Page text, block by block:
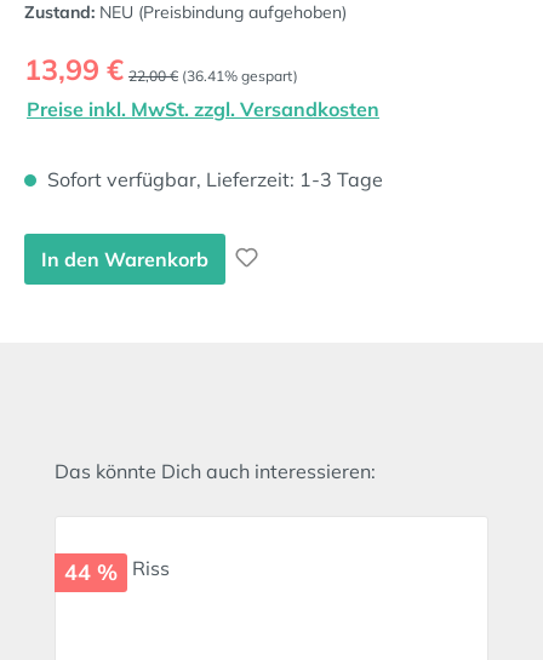
Zustand: NEU (Preisbindung aufgehoben)
Verkaufspreis:
13,99 € Regulärer Preis:
22,00 € (36.41% gespart)
Preise inkl. MwSt. zzgl. Versandkosten
Sofort verfügbar, Lieferzeit: 1-3 Tage
In den Warenkorb
Produktgalerie überspringen
Das könnte Dich auch interessieren:
44 %